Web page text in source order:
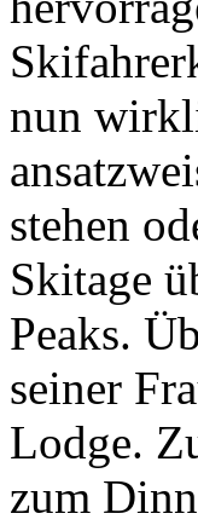
nun
stehen
Skitage
Peaks.
seiner
Lodge.
zum